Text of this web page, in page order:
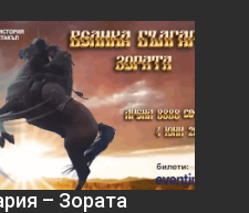
– Зората